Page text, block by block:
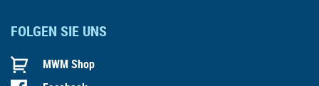
FOLGEN SIE UNS
MWM Shop